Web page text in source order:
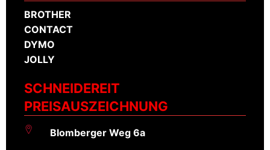
BROTHER
CONTACT
DYMO
JOLLY
SCHNEIDEREIT
PREISAUSZEICHNUNG
Blomberger Weg 6a